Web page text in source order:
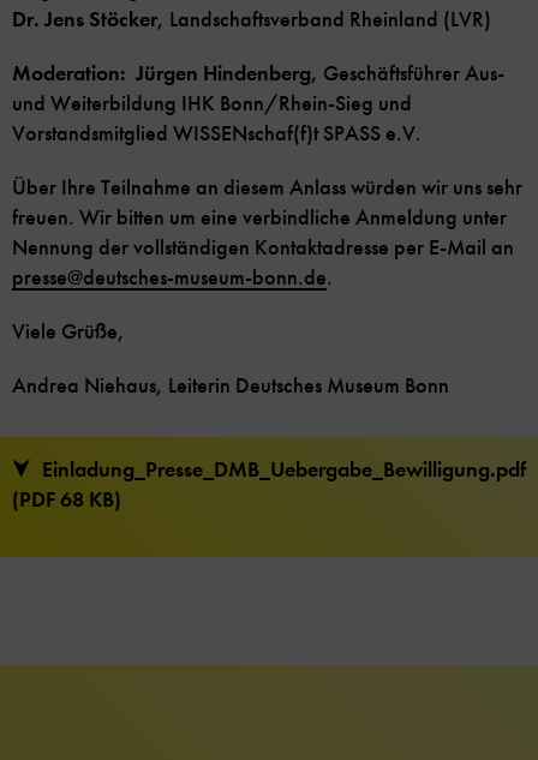
Dr. Jens Stöcker, Landschaftsverband Rheinland (LVR)
Moderation: Jürgen Hindenberg, Geschäftsführer Aus-
und Weiterbildung IHK Bonn/Rhein-Sieg und
Vorstandsmitglied WISSENschaf(f)t SPASS e.V.
Über Ihre Teilnahme an diesem Anlass würden wir uns sehr
freuen. Wir bitten um eine verbindliche Anmeldung unter
Nennung der vollständigen Kontaktadresse per E-Mail an
presse@deutsches-museum-bonn.de.
Viele Grüße,
Andrea Niehaus, Leiterin Deutsches Museum Bonn
Einladung_Presse_DMB_Uebergabe_Bewilligung.pdf
(PDF 68 KB)